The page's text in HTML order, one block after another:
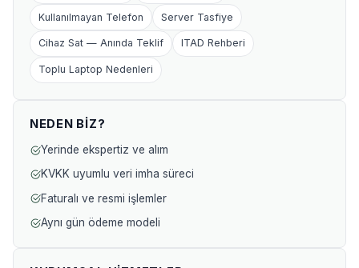
Kullanılmayan Telefon Server Tasfiye
Cihaz Sat — Anında Teklif ITAD Rehberi
Toplu Laptop Nedenleri
NEDEN BIZ?
Yerinde ekspertiz ve alım
KVKK uyumlu veri imha süreci
Faturalı ve resmi işlemler
Aynı gün ödeme modeli